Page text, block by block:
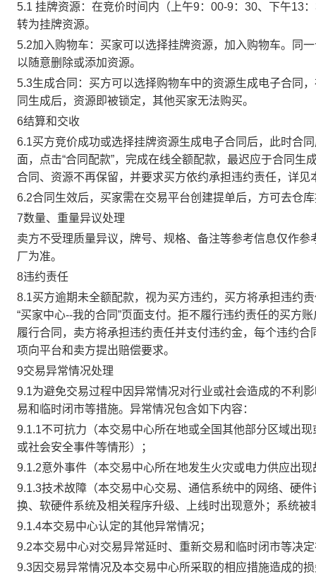
5.1 挂牌资源：在竞价时间内（上午9：00-9：30、下午13
转为挂牌资源。
5.2加入购物车：买家可以选择挂牌资源，加入购物车。同
以随意删除或添加资源。
5.3生成合同：买方可以选择购物车中的资源生成电子合同
同生成后，资源即被锁定，其他买家无法购买。
6结算和交收
6.1买方竞价成功或选择挂牌资源生成电子合同后，此时合
面，点击“合同配款”，完成在线全额配款，最迟应于合同
合同、资源不再保留，并要求买方依约承担违约责任，详见
6.2合同生效后，买家需在交易平台创建提单后，方可去仓
7数量、重量异议处理
卖方不受理质量异议，牌号、规格、备注等参考信息仅作
厂为准。
8违约责任
8.1买方逾期未全额配款，视为买方违约，买方将承担违约
“买家中心--我的合同”页面支付。拒不履行违约责任的买方
履行合同，卖方将承担违约责任并支付违约金，每个违约
项向平台和卖方提出赔偿要求。
9交易异常情况处理
9.1为避免交易过程中因异常情况对行业或社会造成的不利
易和临时闭市等措施。异常情况包含如下内容：
9.1.1不可抗力（本交易中心所在地或全国其他部分区域出
或社会安全事件等情形）；
9.1.2意外事件（本交易中心所在地发生火灾或电力供应出
9.1.3技术故障（本交易中心交易、通信系统中的网络、硬
换、软硬件系统及相关程序升级、上线时出现意外；系统
9.1.4本交易中心认定的其他异常情况；
9.2本交易中心对交易异常延时、重新交易和临时闭市等决
9.3因交易异常情况及本交易中心所采取的相应措施造成的